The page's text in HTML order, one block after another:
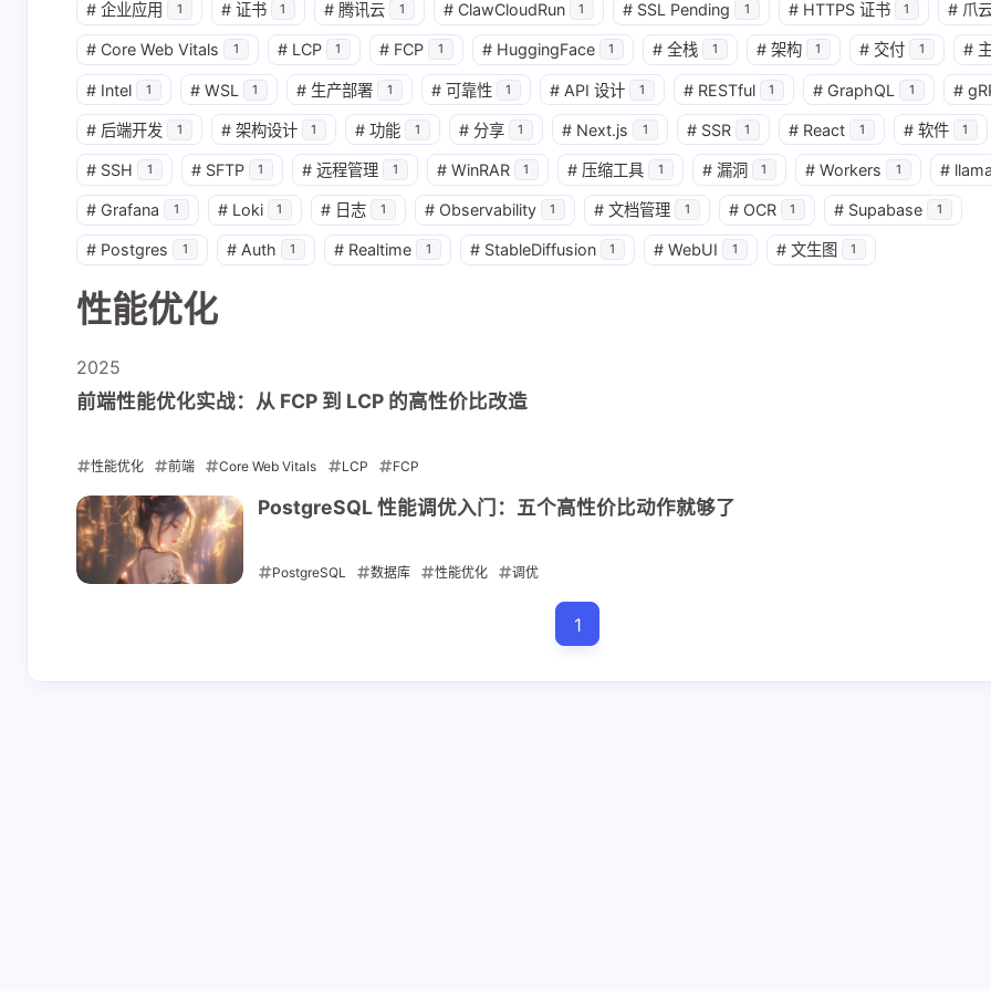
互动
最新评论
正在加载中...
兴趣点
寻找你感兴趣的领域
AI 编程1 ArgoCD1 CI/CD2
DevOps3 Docker4
# 企业应用 1 # 证书 1 # 腾讯云 1 # ClawCloudRun 1 # SSL Pending 1 # HTTPS 证书 1 # 爪
# Core Web Vitals 1 # LCP 1 # FCP 1 # HuggingFace 1 # 全栈 1 # 架构 1 # 交付 1 #
# Intel 1 # WSL 1 # 生产部署 1 # 可靠性 1 # API 设计 1 # RESTful 1 # GraphQL 1 #
# 后端开发 1 # 架构设计 1 # 功能 1 # 分享 1 # Next.js 1 # SSR 1 # React 1 # 软件 1
# SSH 1 # SFTP 1 # 远程管理 1 # WinRAR 1 # 压缩工具 1 # 漏洞 1 # Workers 1 #
# Grafana 1 # Loki 1 # 日志 1 # Observability 1 # 文档管理 1 # OCR 1 # Supabase 1
# Postgres 1 # Auth 1 # Realtime 1 # StableDiffusion 1 # WebUI 1 # 文生图 1
性能优化
2025
前端性能优化实战：从 FCP 到 LCP 的高性价比改造
性能优化 前端 Core Web Vitals LCP FCP
2025-12-03 PostgreSQL 性能调优入门：五个高性价比动作就够了
PostgreSQL 数据库 性能优化 调优
1